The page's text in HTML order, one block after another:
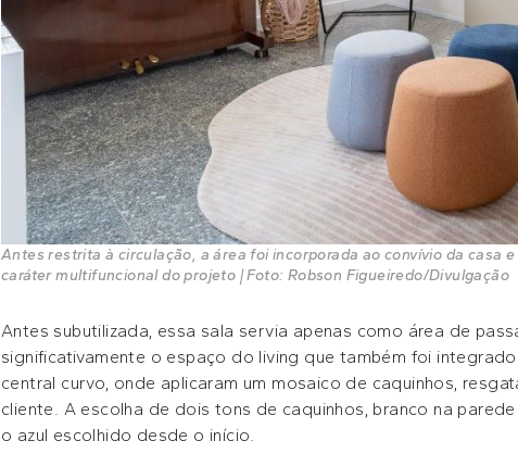
Antes restrita à circulação, a área foi incorporada ao convívio da casa
caráter multifuncional do projeto | Foto: Robson Figueiredo/Divulgação
Antes subutilizada, essa sala servia apenas como área de
significativamente o espaço do living que também foi
central curvo, onde aplicaram um mosaico de caquinhos,
cliente. A escolha de dois tons de caquinhos, branco na
o azul escolhido desde o início.